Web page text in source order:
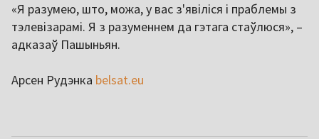
«Я разумею, што, можа, у вас з'явіліся і праблемы з
тэлевізарамі. Я з разуменнем да гэтага стаўлюся», –
адказаў Пашыньян.
Арсен Рудэнка belsat.eu